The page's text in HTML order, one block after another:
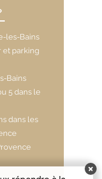
les-Bains
et parking
Bains
5 dans le
dans les